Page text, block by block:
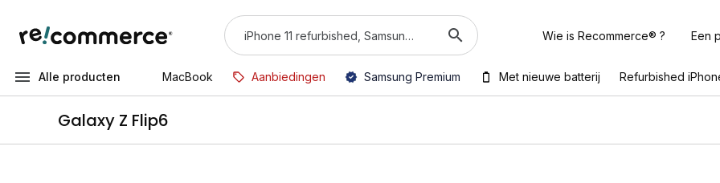
Wie is Recommerce® ? Een
Alle producten MacBook Aanbiedingen Samsung Premium Met nieuwe batterij Refurbished
Galaxy Z Flip6